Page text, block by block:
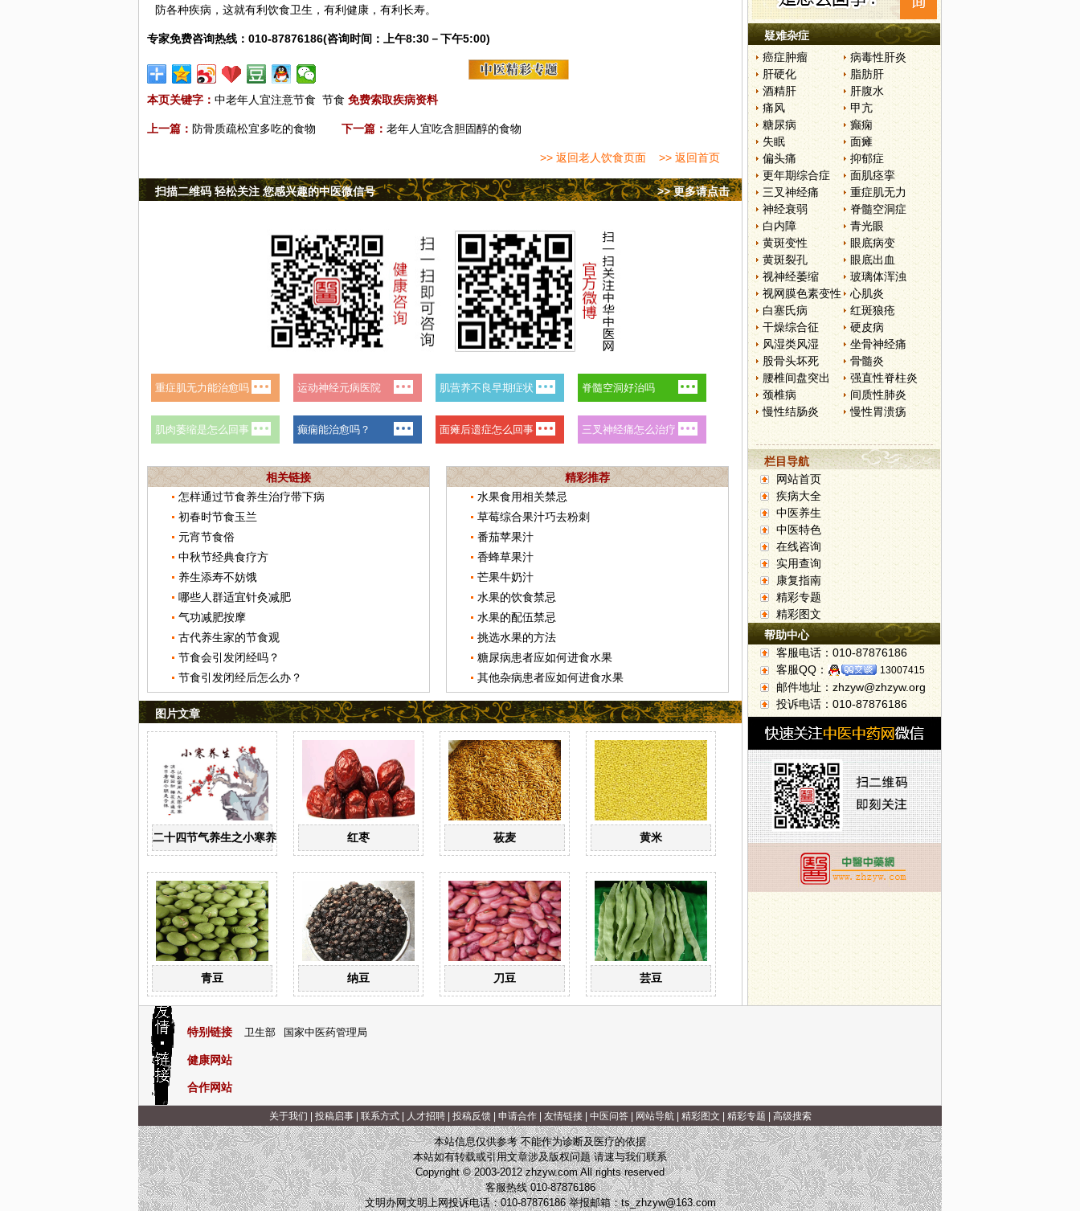
防各种疾病，这就有利饮食卫生，有利健康，有利长寿。
专家免费咨询热线：010-87876186(咨询时间：上午8:30－下午5:00)
本页关键字： 中老年人宜注意节食 节食 免费索取疾病资料
上一篇： 防骨质疏松宜多吃的食物 下一篇： 老年人宜吃含胆固醇的食物
>> 返回老人饮食页面 >> 返回首页
>> 更多请点击
扫描二维码 轻松关注 您感兴趣的中医微信号
相关链接
怎样通过节食养生治疗带下病
初春时节食玉兰
元宵节食俗
中秋节经典食疗方
养生添寿不妨饿
哪些人群适宜针灸减肥
气功减肥按摩
古代养生家的节食观
节食会引发闭经吗？
节食引发闭经后怎么办？
精彩推荐
水果食用相关禁忌
草莓综合果汁巧去粉刺
番茄苹果汁
香蜂草果汁
芒果牛奶汁
水果的饮食禁忌
水果的配伍禁忌
挑选水果的方法
糖尿病患者应如何进食水果
其他杂病患者应如何进食水果
图片文章
二十四节气养生之小寒养生 红枣 莜麦 黄米
青豆 纳豆 刀豆 芸豆
疑难杂症
癌症肿瘤
病毒性肝炎
肝硬化
脂肪肝
酒精肝
肝腹水
痛风
甲亢
糖尿病
癫痫
失眠
面瘫
偏头痛
抑郁症
更年期综合症
面肌痉挛
三叉神经痛
重症肌无力
神经衰弱
脊髓空洞症
白内障
青光眼
黄斑变性
眼底病变
黄斑裂孔
眼底出血
视神经萎缩
玻璃体浑浊
视网膜色素变性
心肌炎
白塞氏病
红斑狼疮
干燥综合征
硬皮病
风湿类风湿
坐骨神经痛
股骨头坏死
骨髓炎
腰椎间盘突出
强直性脊柱炎
颈椎病
间质性肺炎
慢性结肠炎
慢性胃溃疡
栏目导航
网站首页
疾病大全
中医养生
中医特色
在线咨询
实用查询
康复指南
精彩专题
精彩图文
帮助中心
客服电话：010-87876186
客服QQ：
13007415
邮件地址：zhzyw@zhzyw.org
投诉电话：010-87876186
特别链接 卫生部 国家中医药管理局
健康网站
合作网站
关于我们 投稿启事| 联系方式| 人才招聘| 投稿反馈| 申请合作| 友情链接| 中医问答| 网站导航| 精彩图文 精彩专题 高级搜索
本站信息仅供参考 不能作为诊断及医疗的依据
本站如有转载或引用文章涉及版权问题 请速与我们联系
Copyright © 2003-2012 zhzyw.com All rights reserved
客服热线 010-87876186
文明办网文明上网投诉电话：010-87876186 举报邮箱：ts_zhzyw@163.com